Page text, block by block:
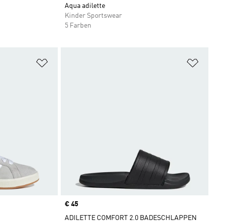
Aqua adilette
Kinder Sportswear
5 Farben
Price
€ 45
ADILETTE COMFORT 2.0 BADESCHLAPPEN